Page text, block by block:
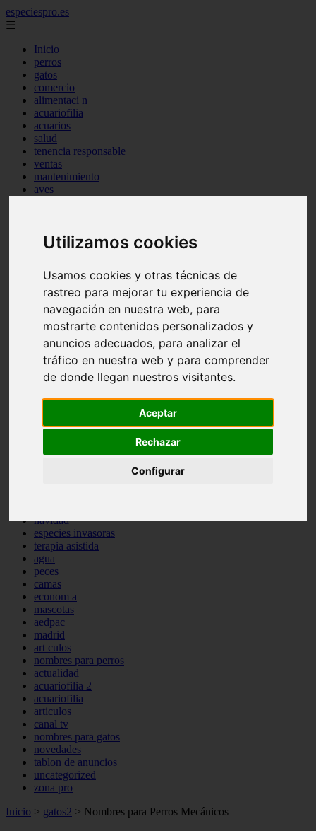
Utilizamos cookies
Usamos cookies y otras técnicas de
rastreo para mejorar tu experiencia de
navegación en nuestra web, para
mostrarte contenidos personalizados y
anuncios adecuados, para analizar el
tráfico en nuestra web y para comprender
de donde llegan nuestros visitantes.
Aceptar
Rechazar
Configurar
especiespro.es
☰
Inicio
perros
gatos
comercio
alimentaci n
acuariofilia
acuarios
salud
tenencia responsable
ventas
mantenimiento
aves
verano
legislaci n
accesorios
peluquer a canina
complementos
consejos
comportamiento
protagonistas
reptiles
abandono
adopci n
acuario
comercios
navidad
especies invasoras
terapia asistida
agua
peces
camas
econom a
mascotas
aedpac
madrid
art culos
nombres para perros
actualidad
acuariofilia 2
acuariofilia
articulos
canal tv
nombres para gatos
novedades
tablon de anuncios
uncategorized
zona pro
Inicio > gatos2 > Nombres para Perros Mecánicos